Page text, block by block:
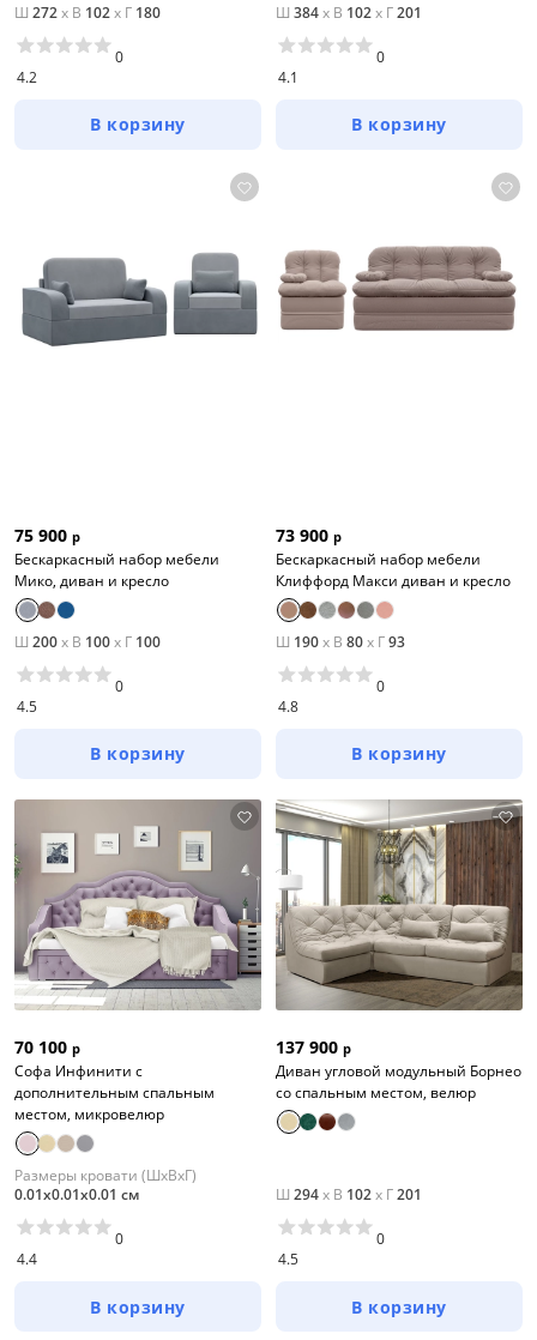
Ш 272x В 102x Г 180
4.2
0
В корзину
Ш 384x В 102x Г201
4.1
0
В корзину
75 900 р
Бескаркасный набор мебели
Мико, диван и кресло
Ш 200x В 100x Г 100
4.5
0
В корзину
73 900 р
Бескаркасный набор мебели
Клиффорд Макси диван и кресло
Ш 190x В 80x Г93
4.8
0
В корзину
70 100 р
Софа Инфинити с
дополнительным спальным
местом, микровелюр
Размеры кровати (ШхВхГ)
0.01х0.01х0.01 см
4.4
0
В корзину
137 900 р
Диван угловой модульный Борнео
со спальным местом, велюр
Ш 294x В 102x Г201
4.5
0
В корзину